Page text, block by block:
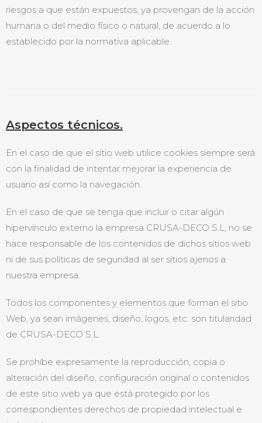
riesgos a que están expuestos, ya provengan de la acción
humana o del medio físico o natural, de acuerdo a lo
establecido por la normativa aplicable.
Aspectos técnicos.
En el caso de que el sitio web utilice cookies siempre será
con la finalidad de intentar mejorar la experiencia de
usuario así como la navegación.
En el caso de que se tenga que incluir o citar algún
hipervínculo externo la empresa CRUSA-DECO S.L, no se
hace responsable de los contenidos de dichos sitios web
ni de sus políticas de seguridad al ser sitios ajenos a
nuestra empresa.
Todos los componentes y elementos que forman el sitio
Web, ya sean imágenes, diseño, logos, etc. son titularidad
de CRUSA-DECO S.L.
Se prohíbe expresamente la reproducción, copia o
alteración del diseño, configuración original o contenidos
de este sitio web ya que está protegido por los
correspondientes derechos de propiedad intelectual e